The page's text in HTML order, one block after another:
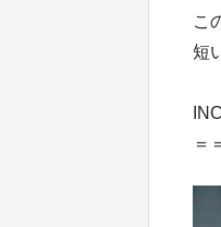
こ
短
＝